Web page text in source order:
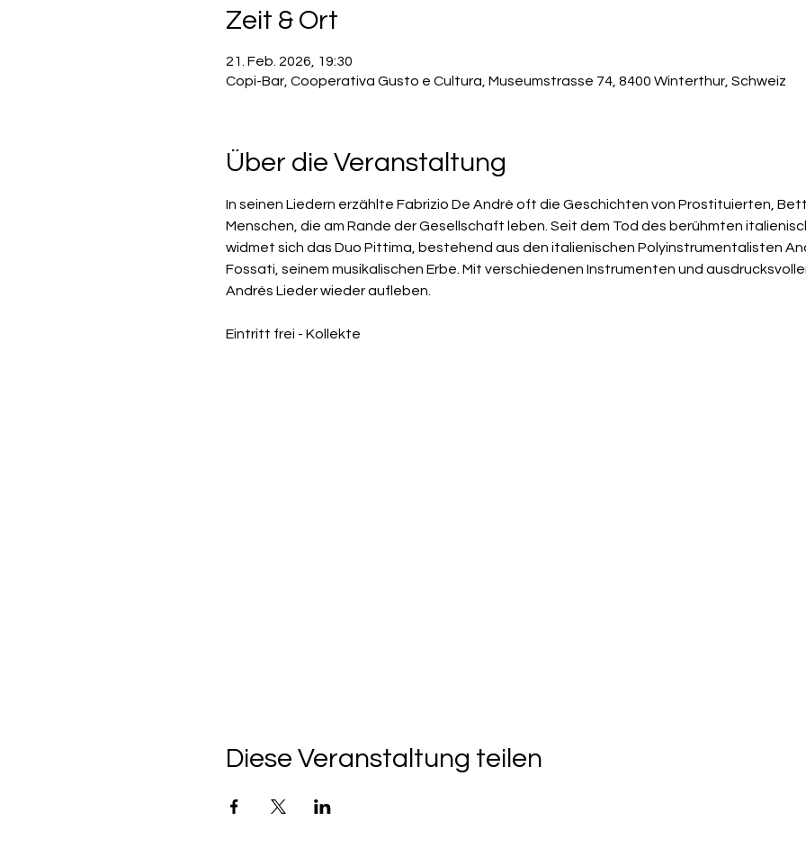
Zeit & Ort
21. Feb. 2026, 19:30
Copi-Bar, Cooperativa Gusto e Cultura, Museumstrasse 74, 8400 Winterthur, Schweiz
Über die Veranstaltung
In seinen Liedern erzählte Fabrizio De Andrè oft die Geschichten von Prostituierten,
Menschen, die am Rande der Gesellschaft leben. Seit dem Tod des berühmten
widmet sich das Duo Pittima, bestehend aus den italienischen Polyinstrumentalisten
Fossati, seinem musikalischen Erbe. Mit verschiedenen Instrumenten und
Andrés Lieder wieder aufleben.
Eintritt frei - Kollekte
Diese Veranstaltung teilen